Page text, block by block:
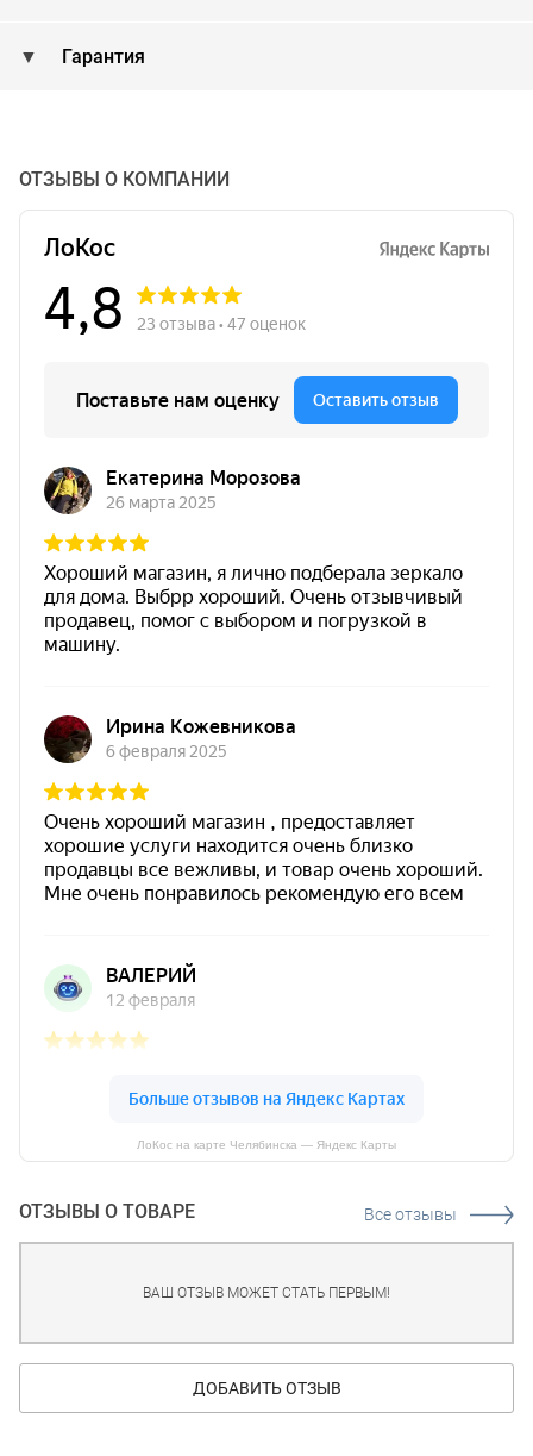
Гарантия
ОТЗЫВЫ О КОМПАНИИ
ЛоКос на карте Челябинска — Яндекс Карты
ОТЗЫВЫ О ТОВАРЕ Все отзывы
ВАШ ОТЗЫВ МОЖЕТ СТАТЬ ПЕРВЫМ!
ДОБАВИТЬ ОТЗЫВ